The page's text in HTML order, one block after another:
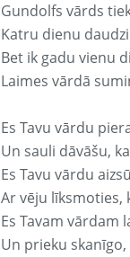
Gundolfs vārds
Katru dienu
Bet ik gadu vienu
Laimes vārdā
Es Tavu vārdu
Un sauli dāvāšu,
Es Tavu vārdu
Ar vēju līksmoties,
Es Tavam vārdam
Un prieku